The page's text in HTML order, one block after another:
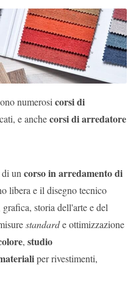
numerosi corsi di
e anchecorsi di arredatore
di un corso in arredamento di
libera e il disegno tecnico
grafica, storia dell'arte e del
standarde ottimizzazione
, studio
per rivestimenti,